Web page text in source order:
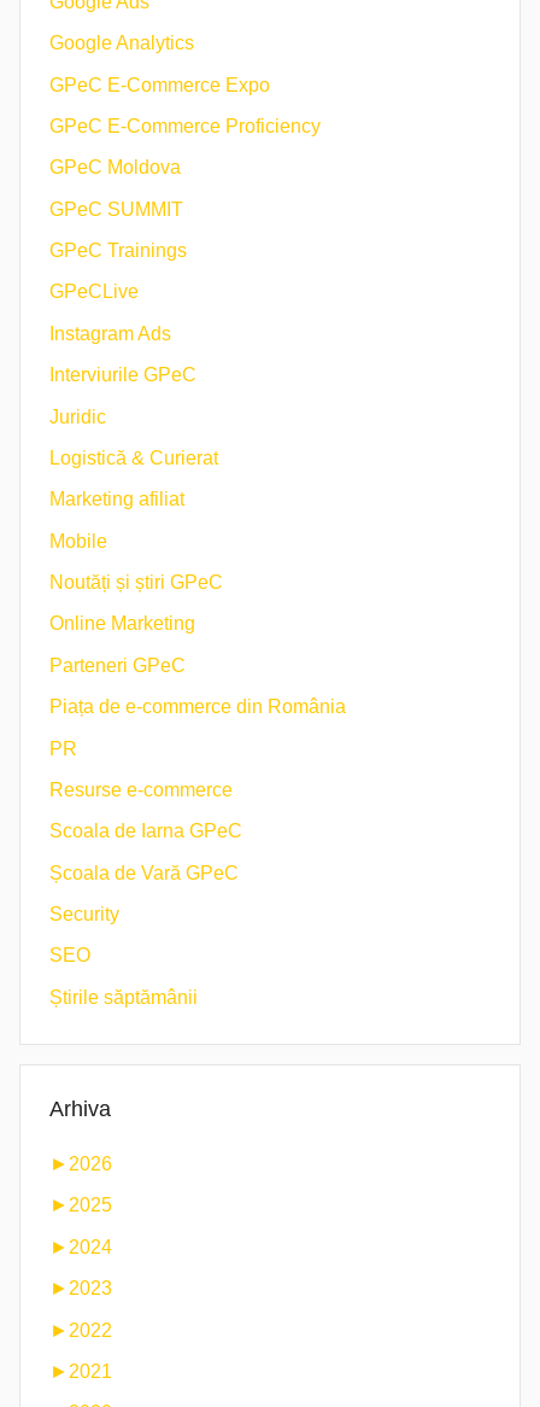
Google Analytics
GPeC E-Commerce Expo
GPeC E-Commerce Proficiency
GPeC Moldova
GPeC SUMMIT
GPeC Trainings
GPeCLive
Instagram Ads
Interviurile GPeC
Juridic
Logistică & Curierat
Marketing afiliat
Mobile
Noutăți și știri GPeC
Online Marketing
Parteneri GPeC
Piața de e-commerce din România
PR
Resurse e-commerce
Scoala de Iarna GPeC
Școala de Vară GPeC
Security
SEO
Știrile săptămânii
Arhiva
► 2026
► 2025
► 2024
► 2023
► 2022
► 2021